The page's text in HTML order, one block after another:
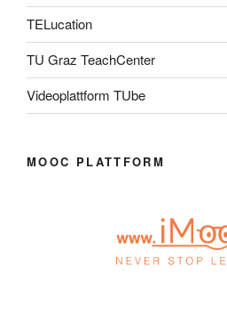
TELucation
TU Graz TeachCenter
Videoplattform TUbe
MOOC PLATTFORM